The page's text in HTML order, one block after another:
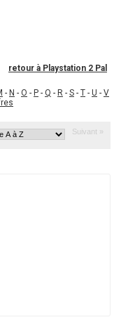
retour à Playstation 2 Pal
- N - O - P - Q - R - S - T - U - V
Suivant »